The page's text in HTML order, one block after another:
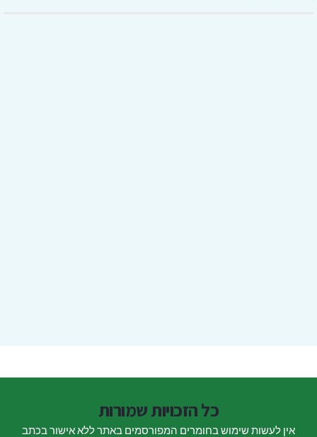
כל הזכויות שמורות
אין לעשות שימוש בחומרים המפורסמים באתר ללא אישור בכתב